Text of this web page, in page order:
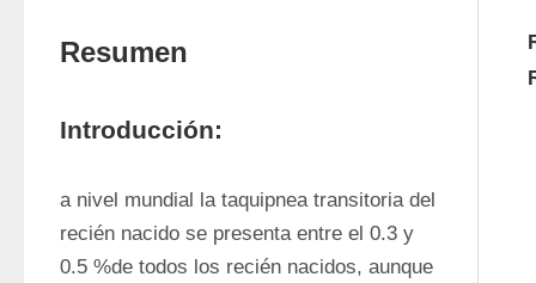
Resumen
Introducción:
a nivel mundial la taquipnea transitoria del
recién nacido se presenta entre el 0.3 y
0.5 %de todos los recién nacidos, aunque